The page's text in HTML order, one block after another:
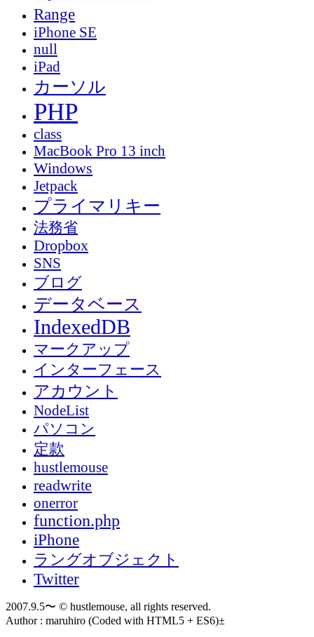
Range
iPhone SE
null
iPad
カーソル
PHP
class
MacBook Pro 13 inch
Windows
Jetpack
プライマリキー
法務省
Dropbox
SNS
ブログ
データベース
IndexedDB
マークアップ
インターフェース
アカウント
NodeList
パソコン
定款
hustlemouse
readwrite
onerror
function.php
iPhone
ラングオブジェクト
Twitter
2007.9.5〜 © hustlemouse, all rights reserved.
Author : maruhiro (Coded with HTML5 + ES6)±